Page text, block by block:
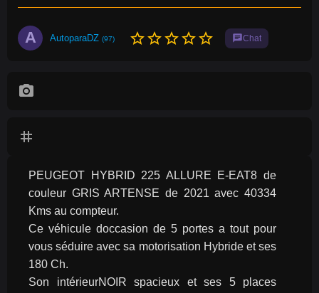
A AutoparaDZ (97) star_borderstar_borderstar_borderstar_borderstar_border chatChat
photo_camera
tag
PEUGEOT HYBRID 225 ALLURE E-EAT8 de
couleur GRIS ARTENSE de 2021 avec 40334
Kms au compteur.
Ce véhicule doccasion de 5 portes a tout pour
vous séduire avec sa motorisation Hybride et ses
180 Ch.
Son intérieurNOIR spacieux et ses 5 places